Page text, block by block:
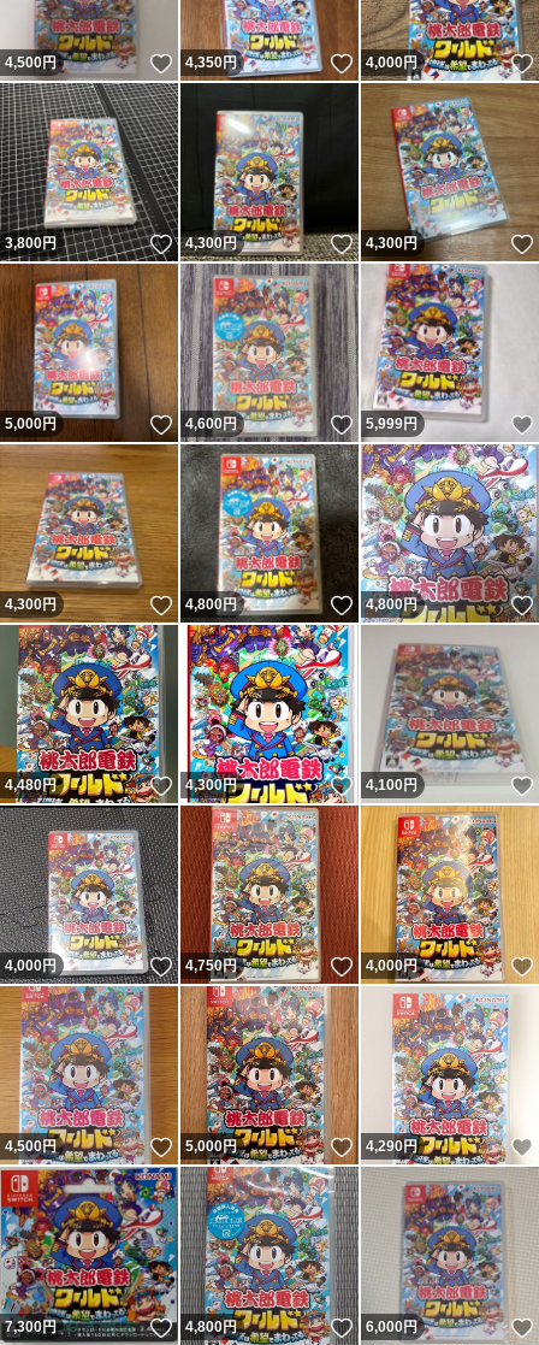
4,500円 いいね！
4,350円 いいね！
4,000円
3,800円 いいね！
4,300円 いいね！
4,300円
5,000円 いいね！
4,600円 いいね！
5,999円
4,300円 いいね！
4,800円 いいね！
4,800円
4,480円 いいね！
4,300円 いいね！
4,100円
4,000円 いいね！
4,750円 いいね！
4,000円
4,500円 いいね！
5,000円 いいね！
4,290円
7,300円 いいね！
4,800円 いいね！
6,000円